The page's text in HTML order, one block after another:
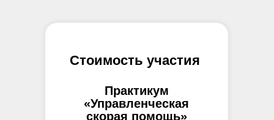
Стоимость участия
Практикум
«Управленческая
скорая помощь»